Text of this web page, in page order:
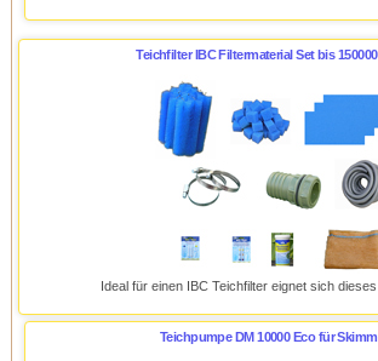
Teichfilter IBC Filtermaterial Set bis
Ideal für einen IBC Teichfilter eignet sich dieses
Teichpumpe DM 10000 Eco für